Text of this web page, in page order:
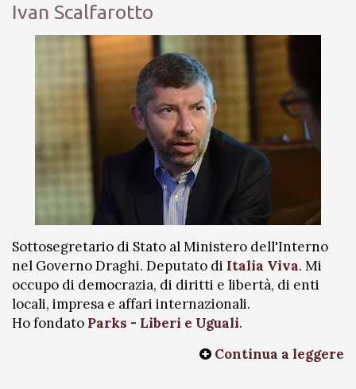
Ivan Scalfarotto
Sottosegretario di Stato al Ministero dell'Interno
nel Governo Draghi. Deputato di Italia Viva. Mi
occupo di democrazia, di diritti e libertà, di enti
locali, impresa e affari internazionali.
Ho fondato Parks - Liberi e Uguali.
Continua a leggere